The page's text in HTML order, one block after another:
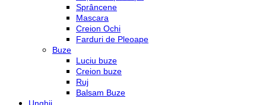
Sprâncene
Mascara
Creion Ochi
Farduri de Pleoape
Buze
Luciu buze
Creion buze
Ruj
Balsam Buze
Unghii